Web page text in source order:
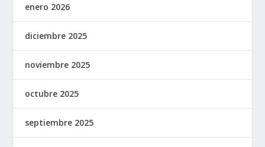
enero 2026
diciembre 2025
noviembre 2025
octubre 2025
septiembre 2025